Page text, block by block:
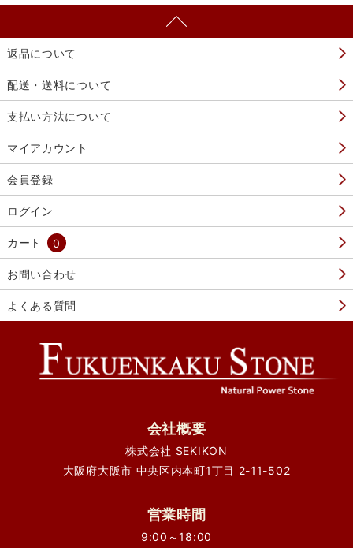
返品について
配送・送料について
支払い方法について
マイアカウント
会員登録
ログイン
カート 0
お問い合わせ
よくある質問
会社概要
株式会社 SEKIKON
大阪府大阪市 中央区内本町1丁目 2-11-502
営業時間
9:00～18:00